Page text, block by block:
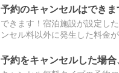
予約のキャンセルはできま
できます！宿泊施設が設定し
ンセル料以外に発生した料金
予約をキャンセルした場